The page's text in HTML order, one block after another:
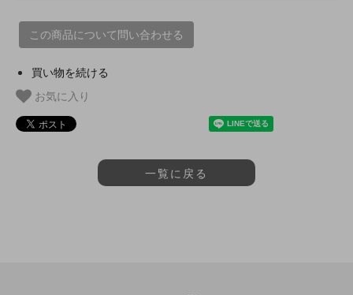
この商品について問い合わせる
買い物を続ける
お気に入り
一覧に戻る